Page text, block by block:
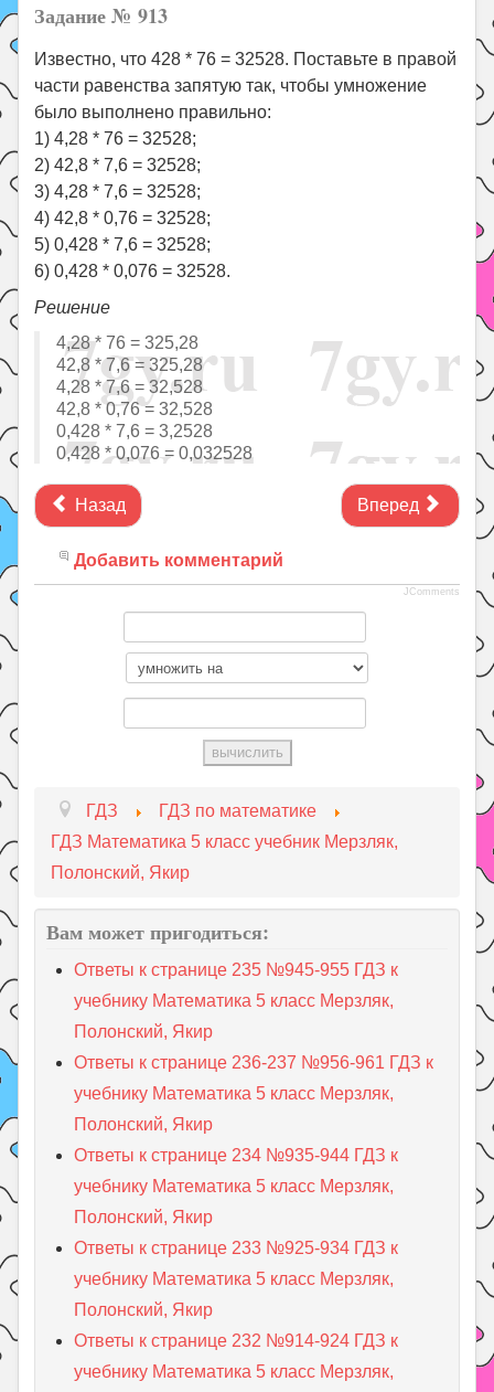
Задание № 913
Известно, что 428 * 76 = 32528. Поставьте в правой
части равенства запятую так, чтобы умножение
было выполнено правильно:
1) 4,28 * 76 = 32528;
2) 42,8 * 7,6 = 32528;
3) 4,28 * 7,6 = 32528;
4) 42,8 * 0,76 = 32528;
5) 0,428 * 7,6 = 32528;
6) 0,428 * 0,076 = 32528.
Решение
4,28 * 76 = 325,28
42,8 * 7,6 = 325,28
4,28 * 7,6 = 32,528
42,8 * 0,76 = 32,528
0,428 * 7,6 = 3,2528
0,428 * 0,076 = 0,032528
Назад Вперед
Добавить комментарий
JComments
ГДЗ
ГДЗ по математике
ГДЗ Математика 5 класс учебник Мерзляк,
Полонский, Якир
Вам может пригодиться:
Ответы к странице 235 №945-955 ГДЗ к
учебнику Математика 5 класс Мерзляк,
Полонский, Якир
Ответы к странице 236-237 №956-961 ГДЗ к
учебнику Математика 5 класс Мерзляк,
Полонский, Якир
Ответы к странице 234 №935-944 ГДЗ к
учебнику Математика 5 класс Мерзляк,
Полонский, Якир
Ответы к странице 233 №925-934 ГДЗ к
учебнику Математика 5 класс Мерзляк,
Полонский, Якир
Ответы к странице 232 №914-924 ГДЗ к
учебнику Математика 5 класс Мерзляк,